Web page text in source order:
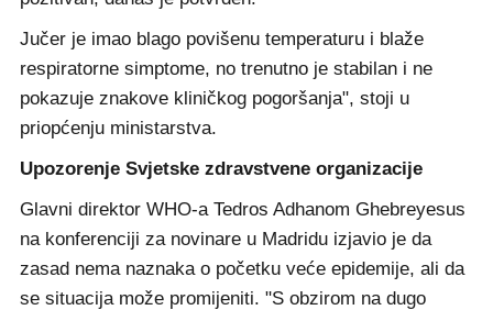
Jučer je imao blago povišenu temperaturu i blaže
respiratorne simptome, no trenutno je stabilan i ne
pokazuje znakove kliničkog pogoršanja", stoji u
priopćenju ministarstva.
Upozorenje Svjetske zdravstvene organizacije
Glavni direktor WHO-a Tedros Adhanom Ghebreyesus
na konferenciji za novinare u Madridu izjavio je da
zasad nema naznaka o početku veće epidemije, ali da
se situacija može promijeniti. "S obzirom na dugo